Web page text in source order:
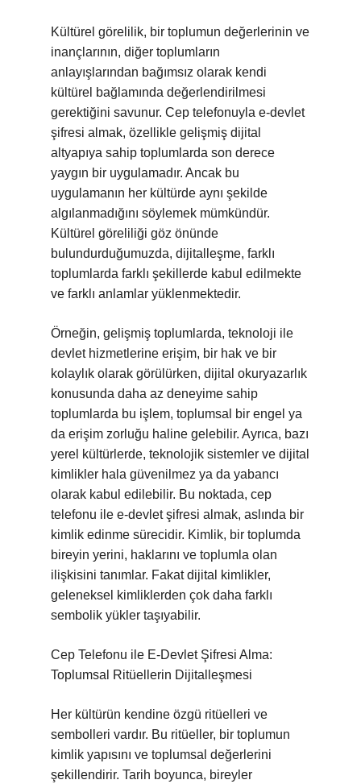
Kültürel görelilik, bir toplumun değerlerinin ve
inançlarının, diğer toplumların
anlayışlarından bağımsız olarak kendi
kültürel bağlamında değerlendirilmesi
gerektiğini savunur. Cep telefonuyla e-devlet
şifresi almak, özellikle gelişmiş dijital
altyapıya sahip toplumlarda son derece
yaygın bir uygulamadır. Ancak bu
uygulamanın her kültürde aynı şekilde
algılanmadığını söylemek mümkündür.
Kültürel göreliliği göz önünde
bulundurduğumuzda, dijitalleşme, farklı
toplumlarda farklı şekillerde kabul edilmekte
ve farklı anlamlar yüklenmektedir.
Örneğin, gelişmiş toplumlarda, teknoloji ile
devlet hizmetlerine erişim, bir hak ve bir
kolaylık olarak görülürken, dijital okuryazarlık
konusunda daha az deneyime sahip
toplumlarda bu işlem, toplumsal bir engel ya
da erişim zorluğu haline gelebilir. Ayrıca, bazı
yerel kültürlerde, teknolojik sistemler ve dijital
kimlikler hala güvenilmez ya da yabancı
olarak kabul edilebilir. Bu noktada, cep
telefonu ile e-devlet şifresi almak, aslında bir
kimlik edinme sürecidir. Kimlik, bir toplumda
bireyin yerini, haklarını ve toplumla olan
ilişkisini tanımlar. Fakat dijital kimlikler,
geleneksel kimliklerden çok daha farklı
sembolik yükler taşıyabilir.
Cep Telefonu ile E-Devlet Şifresi Alma:
Toplumsal Ritüellerin Dijitalleşmesi
Her kültürün kendine özgü ritüelleri ve
sembolleri vardır. Bu ritüeller, bir toplumun
kimlik yapısını ve toplumsal değerlerini
şekillendirir. Tarih boyunca, bireyler